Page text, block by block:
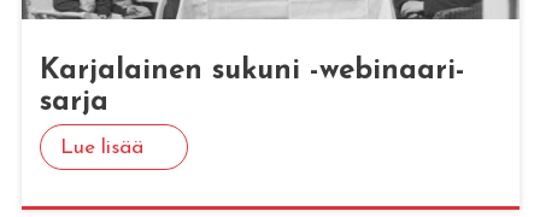
Kar­ja­lai­nen su­ku­ni -we­bi­naa­ri­
sar­ja
Lue lisää